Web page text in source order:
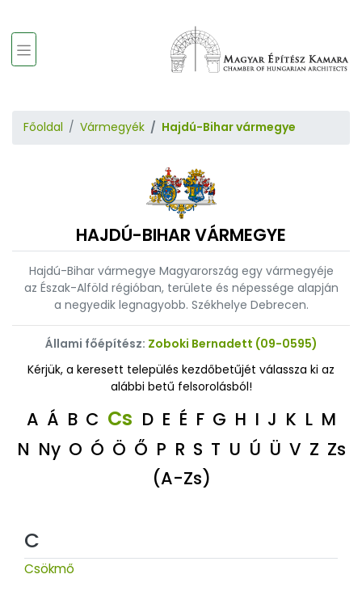
Főoldal Vármegyék Hajdú-Bihar vármegye
HAJDÚ-BIHAR VÁRMEGYE
Hajdú-Bihar vármegye Magyarország egy vármegyéje
az Észak-Alföld régióban, területe és népessége alapján
a negyedik legnagyobb. Székhelye Debrecen.
Állami főépítész: Zoboki Bernadett (09-0595)
Kérjük, a keresett település kezdőbetűjét válassza ki az
alábbi betű felsorolásból!
A Á B C Cs D E É F G H I J K L M
N Ny O Ó Ö Ő P R S T U Ú Ü V Z Zs
(A-Zs)
C
Csökmő